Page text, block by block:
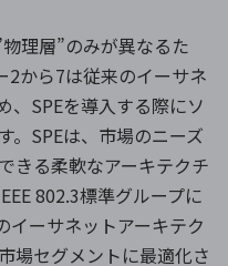
理層”のみが異なるた
2から7は従来のイーサネ
、SPEを導入する際にソ
。SPEは、市場のニーズ
きる柔軟なアーキテクチ
802.3標準グループに
イーサネットアーキテク
場セグメントに最適化さ